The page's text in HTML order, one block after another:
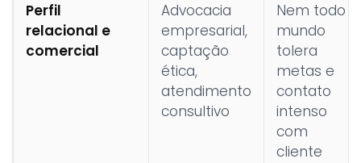
Perfil
relacional e
comercial
Advocacia
empresarial,
captação
ética,
atendimento
consultivo
Nem todo
mundo
tolera
metas e
contato
intenso
com
cliente